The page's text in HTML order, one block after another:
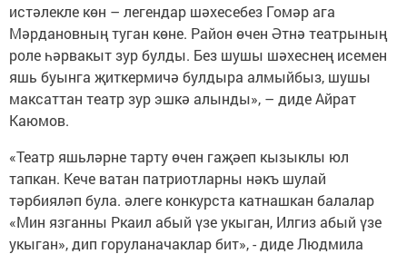
истәлекле көн – легендар шәхесебез Гомәр ага
Мәрдановның туган көне. Район өчен Әтнә театрының
роле һәрвакыт зур булды. Без шушы шәхеснең исемен
яшь буынга җиткермичә булдыра алмыйбыз, шушы
максаттан театр зур эшкә алынды», – диде Айрат
Каюмов.
«Театр яшьләрне тарту өчен гаҗәеп кызыклы юл
тапкан. Кече ватан патриотларны нәкъ шулай
тәрбияләп була. әлеге конкурста катнашкан балалар
«Мин язганны Ркаил абый үзе укыган, Илгиз абый үзе
укыган», дип горуланачаклар бит», - диде Людмила